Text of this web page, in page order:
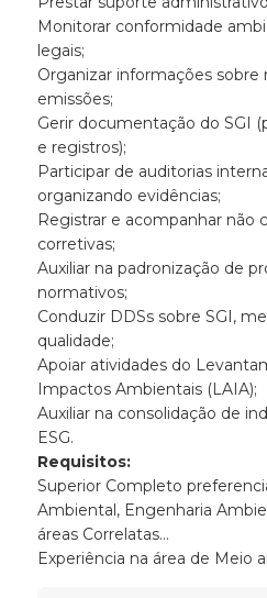
Monitorar conformidade
legais;
Organizar informações sobre
emissões;
Gerir documentação do SGI
e registros);
Participar de auditorias
organizando evidências;
Registrar e acompanhar não
corretivas;
Auxiliar na padronização de
normativos;
Conduzir DDSs sobre SGI,
qualidade;
Apoiar atividades do
Impactos Ambientais (LAIA);
Auxiliar na consolidação de
ESG.
Requisitos:
Superior Completo
Ambiental, Engenharia
áreas Correlatas…
Experiência na área de Meio